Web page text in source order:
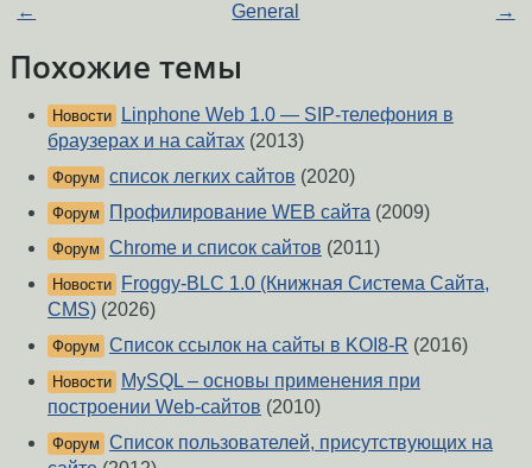
← General →
Похожие темы
Новости
Linphone Web 1.0 — SIP-телефония в
браузерах и на сайтах (2013)
Форум список легких сайтов (2020)
Форум Профилирование WEB сайта (2009)
Форум Chrome и список сайтов (2011)
Новости
Froggy-BLC 1.0 (Книжная Система Сайта,
CMS) (2026)
Форум Список ссылок на сайты в KOI8-R (2016)
Новости
MySQL – основы применения при
построении Web-сайтов (2010)
Форум Список пользователей, присутствующих на